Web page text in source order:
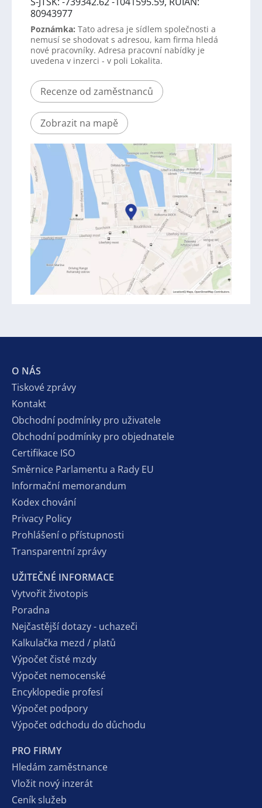
80943977
Poznámka: Tato adresa je sídlem společnosti a
nemusí se shodovat s adresou, kam firma hledá
nové pracovníky. Adresa pracovní nabídky je
uvedena v inzerci - v poli Lokalita.
Recenze od zaměstnanců
Zobrazit na mapě
O NÁS
Tiskové zprávy
Kontakt
Obchodní podmínky pro uživatele
Obchodní podmínky pro objednatele
Certifikace ISO
Směrnice Parlamentu a Rady EU
Informační memorandum
Kodex chování
Privacy Policy
Prohlášení o přístupnosti
Transparentní zprávy
UŽITEČNÉ INFORMACE
Vytvořit životopis
Poradna
Nejčastější dotazy - uchazeči
Kalkulačka mezd / platů
Výpočet čisté mzdy
Výpočet nemocenské
Encyklopedie profesí
Výpočet podpory
Výpočet odchodu do důchodu
PRO FIRMY
Hledám zaměstnance
Vložit nový inzerát
Ceník služeb